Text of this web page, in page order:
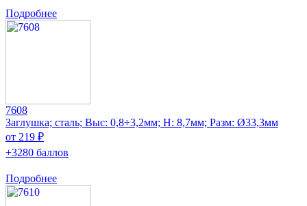
Подробнее
7608
Заглушка; сталь; Выс: 0,8÷3,2мм; H: 8,7мм; Разм: Ø33,3мм
от 219 ₽
+3280 баллов
Подробнее